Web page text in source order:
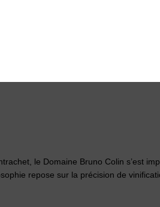
le Domaine Bruno Colin s’est
repose sur la précision de